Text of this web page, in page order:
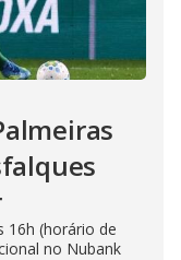
16h (horário de
no Nubank